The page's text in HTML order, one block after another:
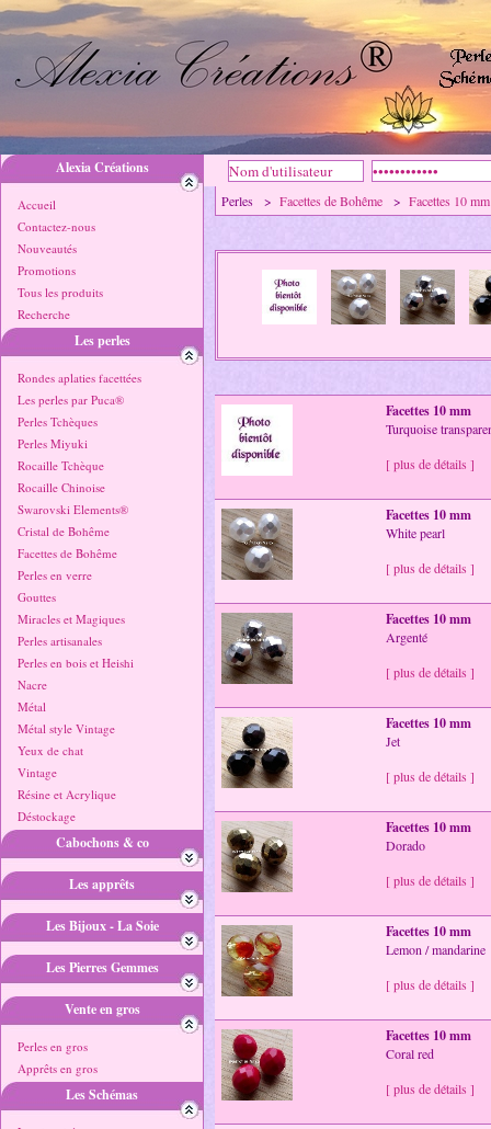
Alexia Créations
Accueil
Contactez-nous
Nouveautés
Promotions
Tous les produits
Recherche
Les perles
Rondes aplaties facettées
Les perles par Puca®
Perles Tchèques
Perles Miyuki
Rocaille Tchèque
Rocaille Chinoise
Swarovski Elements®
Cristal de Bohême
Facettes de Bohême
Perles en verre
Gouttes
Miracles et Magiques
Perles artisanales
Perles en bois et Heishi
Nacre
Métal
Métal style Vintage
Yeux de chat
Vintage
Résine et Acrylique
Déstockage
Cabochons & co
Les apprêts
Les Bijoux - La Soie
Les Pierres Gemmes
Vente en gros
Perles en gros
Apprêts en gros
Les Schémas
Perles > Facettes de Bohême > Facettes 10 mm
Facettes 10 mm
Turquoise
[ plus de détails ]
Facettes 10 mm
White pearl
[ plus de détails ]
Facettes 10 mm
Argenté
[ plus de détails ]
Facettes 10 mm
Jet
[ plus de détails ]
Facettes 10 mm
Dorado
[ plus de détails ]
Facettes 10 mm
Lemon / mandarine
[ plus de détails ]
Facettes 10 mm
Coral red
[ plus de détails ]